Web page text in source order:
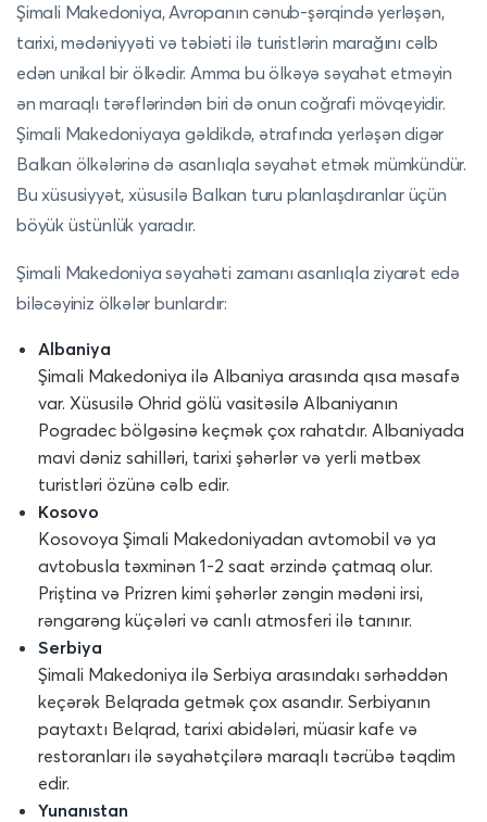
Şimali Makedoniya, Avropanın cənub-şərqində yerləşən,
tarixi, mədəniyyəti və təbiəti ilə turistlərin marağını cəlb
edən unikal bir ölkədir. Amma bu ölkəyə səyahət etməyin
ən maraqlı tərəflərindən biri də onun coğrafi mövqeyidir.
Şimali Makedoniyaya gəldikdə, ətrafında yerləşən digər
Balkan ölkələrinə də asanlıqla səyahət etmək mümkündür.
Bu xüsusiyyət, xüsusilə Balkan turu planlaşdıranlar üçün
böyük üstünlük yaradır.
Şimali Makedoniya səyahəti zamanı asanlıqla ziyarət edə
biləcəyiniz ölkələr bunlardır:
Albaniya
Şimali Makedoniya ilə Albaniya arasında qısa məsafə
var. Xüsusilə Ohrid gölü vasitəsilə Albaniyanın
Pogradec bölgəsinə keçmək çox rahatdır. Albaniyada
mavi dəniz sahilləri, tarixi şəhərlər və yerli mətbəx
turistləri özünə cəlb edir.
Kosovo
Kosovoya Şimali Makedoniyadan avtomobil və ya
avtobusla təxminən 1-2 saat ərzində çatmaq olur.
Priştina və Prizren kimi şəhərlər zəngin mədəni irsi,
rəngarəng küçələri və canlı atmosferi ilə tanınır.
Serbiya
Şimali Makedoniya ilə Serbiya arasındakı sərhəddən
keçərək Belqrada getmək çox asandır. Serbiyanın
paytaxtı Belqrad, tarixi abidələri, müasir kafe və
restoranları ilə səyahətçilərə maraqlı təcrübə təqdim
edir.
Yunanıstan